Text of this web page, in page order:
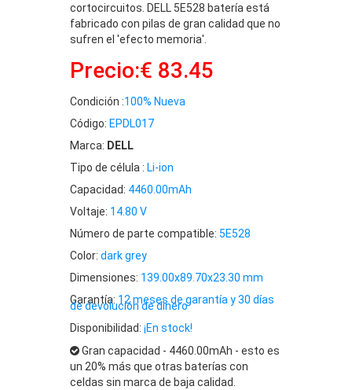
cortocircuitos. DELL 5E528 batería está
fabricado con pilas de gran calidad que no
sufren el 'efecto memoria'.
Precio:€ 83.45
Condición :100% Nueva
Código: EPDL017
Marca: DELL
Tipo de célula : Li-ion
Capacidad: 4460.00mAh
Voltaje: 14.80 V
Número de parte compatible: 5E528
Color: dark grey
Dimensiones: 139.00x89.70x23.30 mm
Garantía: 12 meses de garantía y 30 días
de devolución de dinero
Disponibilidad: ¡En stock!
Gran capacidad - 4460.00mAh - esto es
un 20% más que otras baterías con
celdas sin marca de baja calidad.